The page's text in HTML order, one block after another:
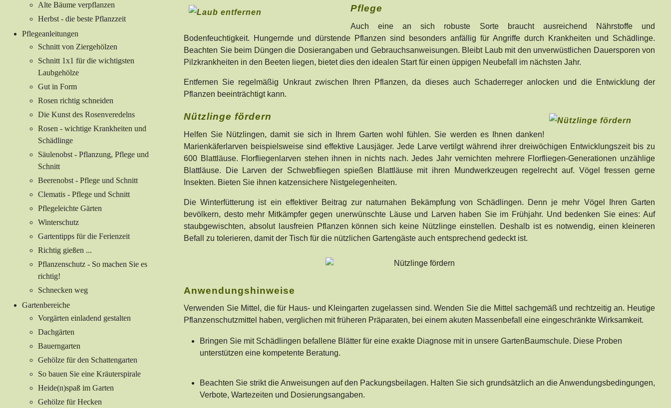
Alte Bäume verpflanzen
Herbst - die beste Pflanzzeit
Pflegeanleitungen
Schnitt von Ziergehölzen
Schnitt 1x1 für die wichtigsten
Laubgehölze
Gut in Form
Rosen richtig schneiden
Die Kunst des Rosenveredelns
Rosen - wichtige Krankheiten und
Schädlinge
Säulenobst - Pflanzung, Pflege und
Schnitt
Beerenobst - Pflege und Schnitt
Clematis - Pflege und Schnitt
Pflegeleichte Gärten
Winterschutz
Gartentipps für die Ferienzeit
Richtig gießen ...
Pflanzenschutz - So machen Sie es
richtig!
Schnecken weg
Gartenbereiche
Vorgärten einladend gestalten
Dachgärten
Bauerngarten
Gehölze für den Schattengarten
So bauen Sie eine Kräuterspirale
Heide(n)spaß im Garten
Gehölze für Hecken
Pflege
Auch eine an sich robuste Sorte braucht ausreichend Nährstoffe und
Bodenfeuchtigkeit. Hungernde und dürstende Pflanzen sind besonders anfällig für Angriffe durch Krankheiten und Schädlinge.
Beachten Sie beim Düngen die Dosierangaben und Gebrauchsanweisungen. Bleibt Laub mit den unverwüstlichen Dauersporen von
Pilzkrankheiten in den Beeten liegen, bietet dies den idealen Start für einen üppigen Neubefall im nächsten Jahr.
Entfernen Sie regelmäßig Unkraut zwischen Ihren Pflanzen, da dieses auch Schaderreger anlocken und die Entwicklung der
Pflanzen beeinträchtigt kann.
Nützlinge fördern
Helfen Sie Nützlingen, damit sie sich in Ihrem Garten wohl fühlen. Sie werden es Ihnen danken!
Marienkäferlarven beispielsweise sind effektive Lausjäger. Jede Larve vertilgt während ihrer dreiwöchigen Entwicklungszeit bis zu
600 Blattläuse. Florfliegenlarven stehen ihnen in nichts nach. Jedes Jahr vernichten mehrere Florfliegen-Generationen unzählige
Blattläuse. Die Larven der Schwebfliegen spießen Blattläuse mit ihren Mundwerkzeugen regelrecht auf. Vögel fressen gerne
Insekten. Bieten Sie ihnen katzensichere Nistgelegenheiten.
Die Winterfütterung ist ein effektiver Beitrag zur naturnahen Bekämpfung von Schädlingen. Denn je mehr Vögel Ihren Garten
bevölkern, desto mehr Mitkämpfer gegen unerwünschte Läuse und Larven haben Sie im Frühjahr. Und bedenken Sie eines: Auf
staubgewischten, absolut lausfreien Pflanzen können sich keine Nützlinge einstellen. Deshalb ist es notwendig, einen kleineren
Befall zu tolerieren, damit der Tisch für die nützlichen Gartengäste auch entsprechend gedeckt ist.
Anwendungshinweise
Verwenden Sie Mittel, die für Haus- und Kleingarten zugelassen sind. Wenden Sie die Mittel sachgemäß und rechtzeitig an. Heutige
Pflanzenschutzmittel haben, verglichen mit früheren Präparaten, bei einem akuten Massenbefall eine eingeschränkte Wirksamkeit.
Bringen Sie mit Schädlingen befallene Blätter für eine exakte Diagnose mit in unsere GartenBaumschule. Diese Proben
unterstützen eine kompetente Beratung.
Beachten Sie strikt die Anweisungen auf den Packungsbeilagen. Halten Sie sich grundsätzlich an die Anwendungsbedingungen,
Verbote, Wartezeiten und Dosierungsangaben.